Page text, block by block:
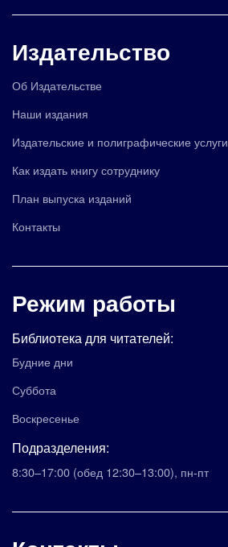
Издательство
Об Издательстве
Наши издания
Издательские и полиграфические услуги
Как издать книгу сотруднику
План выпуска изданий
Контакты
Режим работы
Библиотека для читателей:
Будние дни
Суббота
Воскресенье
Подразделения:
8:30–17:00 (обед 12:30–13:00), пн-пт